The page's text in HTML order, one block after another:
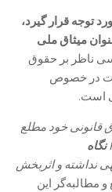
توجه قرار گیرد،
میثاق ملی
ناظر بر حقوق
دولت در خصوص
است.
قانونی خود مطلع
نگاه
نداشته و اثربخش
مطالبه‌گر این